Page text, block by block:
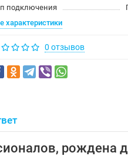
подключения
характеристики
0 отзывов
рождена